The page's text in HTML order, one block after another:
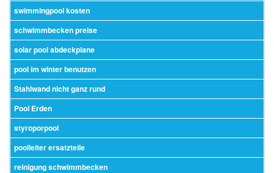
swimmingpool kosten
schwimmbecken preise
solar pool abdeckplane
pool im winter benutzen
Stahlwand nicht ganz rund
Pool Erden
styroporpool
poolleiter ersatzteile
reinigung schwimmbecken